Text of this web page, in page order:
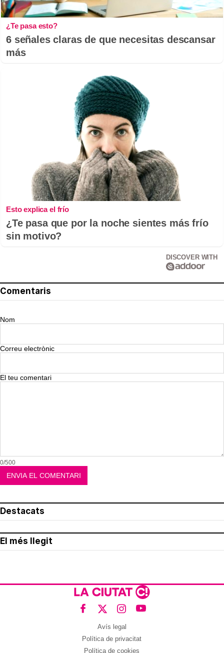
¿Te pasa esto?
6 señales claras de que necesitas descansar
más
Esto explica el frío
¿Te pasa que por la noche sientes más frío
sin motivo?
DISCOVER WITH
Comentaris
Nom
Correu electrònic
El teu comentari
0/500
Destacats
El més llegit
Avís legal
Política de privacitat
Política de cookies